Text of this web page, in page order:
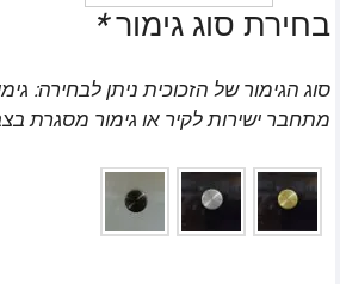
בחירת סוג גימור*
סוג הגימור של הזכוכית ניתן לבחירה:
מתחבר ישירות לקיר או גימור מסגרת